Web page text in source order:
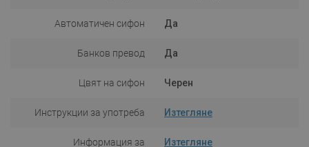
Автоматичен сифон Да
Банков превод Да
Цвят на сифон Черен
Инструкции за употреба Изтегляне
Информация за Изтегляне